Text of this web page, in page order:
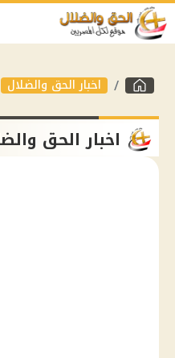
اخبار الحق والضلال
اخبار الحق